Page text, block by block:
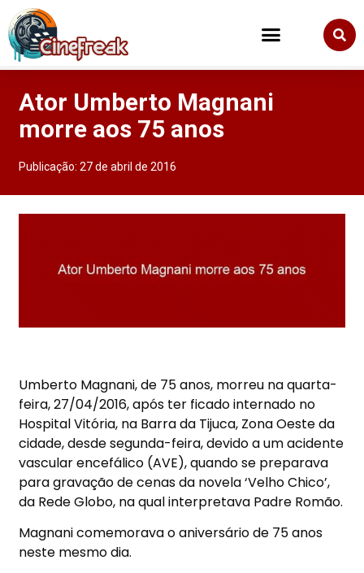
Ator Umberto Magnani
morre aos 75 anos
Publicação:27 de abril de 2016
Umberto Magnani, de 75 anos, morreu na quarta-
feira, 27/04/2016, após ter ficado internado no
Hospital Vitória, na Barra da Tijuca, Zona Oeste da
cidade, desde segunda-feira, devido a um acidente
vascular encefálico (AVE), quando se preparava
para gravação de cenas da novela ‘Velho Chico’,
da Rede Globo, na qual interpretava Padre Romão.
Magnani comemorava o aniversário de 75 anos
neste mesmo dia.